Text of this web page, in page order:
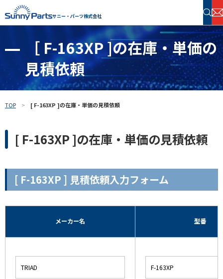
サニー・パーツ株式会社
半導体・電子部品 在庫検索
フリーワードで探す
［ F-163XP ]の在庫・単価の
見積依頼
TOP [ F-163XP ]の在庫・単価の見積依頼
[ F-163XP ]の在庫・単価の見積依頼
[ F-163XP ] 見積依頼入力フォーム
メーカー名 型番